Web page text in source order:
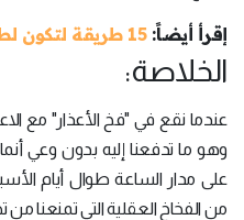
إقرأ أيضاً:15 طريقة لتكون لطيفاً مع نفسك
الخلاصة:
عندما نقع في "فخ الأعذار" مع
وهو ما تدفعنا إليه بدون وعي
على مدار الساعة طوال أيام
من الفخاخ العقلية التي تمنعنا من